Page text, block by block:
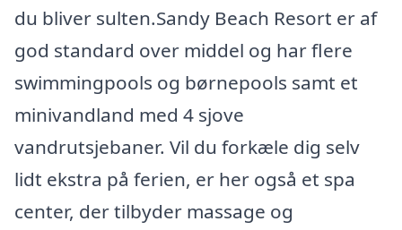
du bliver sulten.Sandy Beach Resort er af
god standard over middel og har flere
swimmingpools og børnepools samt et
minivandland med 4 sjove
vandrutsjebaner. Vil du forkæle dig selv
lidt ekstra på ferien, er her også et spa
center, der tilbyder massage og